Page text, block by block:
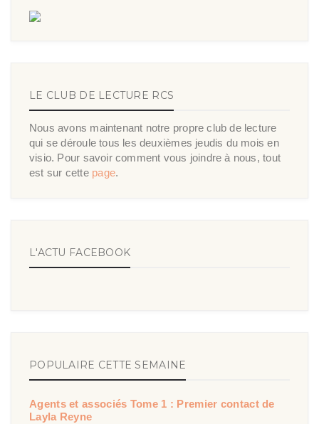
LE CLUB DE LECTURE RCS
Nous avons maintenant notre propre club de lecture
qui se déroule tous les deuxièmes jeudis du mois en
visio. Pour savoir comment vous joindre à nous, tout
est sur cette page.
L'ACTU FACEBOOK
POPULAIRE CETTE SEMAINE
Agents et associés Tome 1 : Premier contact de
Layla Reyne